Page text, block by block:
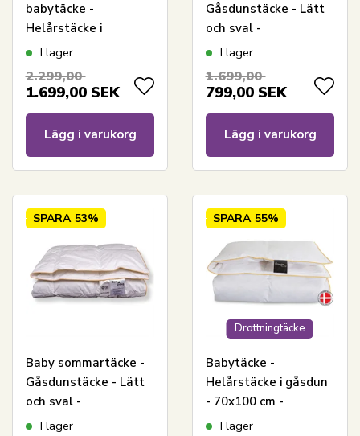
babytäcke -
Helårstäcke i
myskdun -
täcke - 70x100 cm -
I lager
2.299,00
1.699,00 SEK
Lägg i varukorg
Gåsdunstäcke - Lätt
och sval -
Allergivänlig - 70x100
I lager
1.699,00
799,00 SEK
Lägg i varukorg
SPARA 53%
Baby sommartäcke -
Gåsdunstäcke - Lätt
och sval -
Allergivänlig - 70x100
I lager
Drottningtäcke
SPARA 55%
Babytäcke -
Helårstäcke i gåsdun
- 70x100 cm -
Premium By Borg
I lager